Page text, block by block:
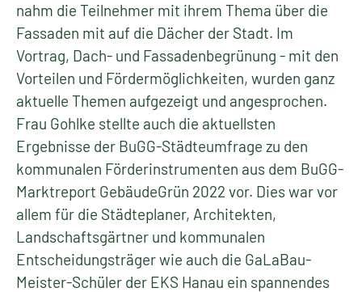
nahm die Teilnehmer mit ihrem Thema über die
Fassaden mit auf die Dächer der Stadt. Im
Vortrag, Dach- und Fassadenbegrünung - mit den
Vorteilen und Fördermöglichkeiten, wurden ganz
aktuelle Themen aufgezeigt und angesprochen.
Frau Gohlke stellte auch die aktuellsten
Ergebnisse der BuGG-Städteumfrage zu den
kommunalen Förderinstrumenten aus dem BuGG-
Marktreport GebäudeGrün 2022 vor. Dies war vor
allem für die Städteplaner, Architekten,
Landschaftsgärtner und kommunalen
Entscheidungsträger wie auch die GaLaBau-
Meister-Schüler der EKS Hanau ein spannendes